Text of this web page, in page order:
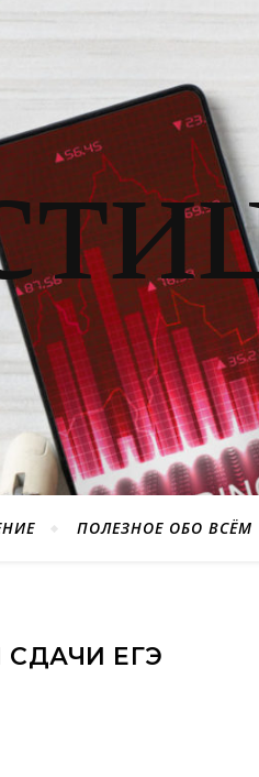
ПОЛЕЗНОЕ ОБО ВСЁМ
ЕГЭ